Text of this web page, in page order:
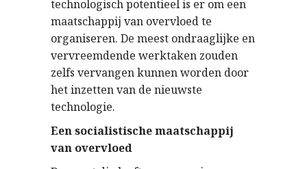
technologisch potentieel is er om een
maatschappij van overvloed te
organiseren. De meest ondraaglijke en
vervreemdende werktaken zouden
zelfs vervangen kunnen worden door
het inzetten van de nieuwste
technologie.
Een socialistische maatschappij
van overvloed